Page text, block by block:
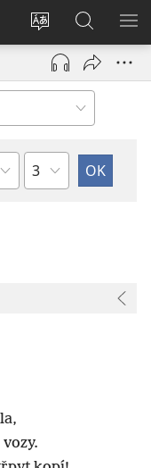
Změnit
jazyk
stránek
Přihlásit
se
(otevřeno
okno)
Hledat
na
JW.ORG
Kapitola